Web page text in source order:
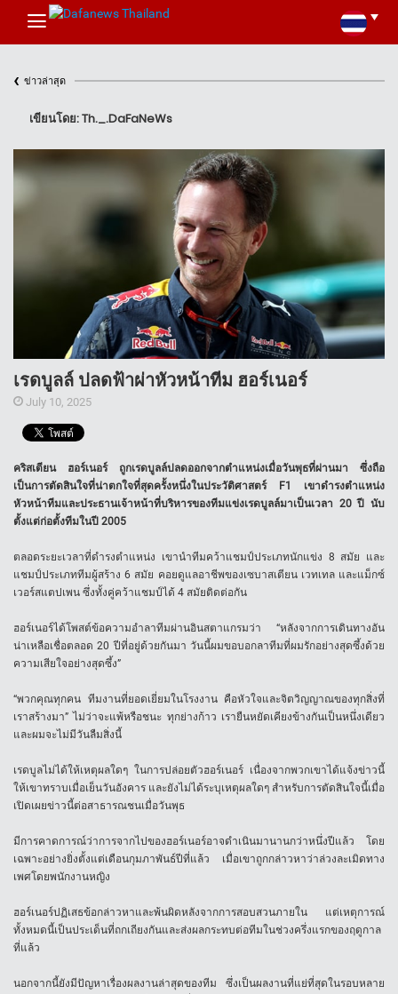
‹ ข่าวล่าสุด
เขียนโดย: Th._.DaFaNeWs
เรดบูลล์ ปลดฟ้าผ่าหัวหน้าทีม ฮอร์เนอร์
July 10, 2025
คริสเตียน ฮอร์เนอร์ ถูกเรดบูลล์ปลดออกจากตำแหน่งเมื่อวันพุธที่ผ่านมา ซึ่งถือ
เป็นการตัดสินใจที่น่าตกใจที่สุดครั้งหนึ่งในประวัติศาสตร์ F1 เขาดำรงตำแหน่ง
หัวหน้าทีมและประธานเจ้าหน้าที่บริหารของทีมแข่งเรดบูลล์มาเป็นเวลา 20 ปี นับ
ตั้งแต่ก่อตั้งทีมในปี 2005
ตลอดระยะเวลาที่ดำรงตำแหน่ง เขานำทีมคว้าแชมป์ประเภทนักแข่ง 8 สมัย และ
แชมป์ประเภททีมผู้สร้าง 6 สมัย คอยดูแลอาชีพของเซบาสเตียน เวทเทล และแม็กซ์
เวอร์สแตปเพน ซึ่งทั้งคู่คว้าแชมป์ได้ 4 สมัยติดต่อกัน
ฮอร์เนอร์ได้โพสต์ข้อความอำลาทีมผ่านอินสตาแกรมว่า “หลังจากการเดินทางอัน
น่าเหลือเชื่อตลอด 20 ปีที่อยู่ด้วยกันมา วันนี้ผมขอบอกลาทีมที่ผมรักอย่างสุดซึ้งด้วย
ความเสียใจอย่างสุดซึ้ง”
“พวกคุณทุกคน ทีมงานที่ยอดเยี่ยมในโรงงาน คือหัวใจและจิตวิญญาณของทุกสิ่งที่
เราสร้างมา” ไม่ว่าจะแพ้หรือชนะ ทุกย่างก้าว เรายืนหยัดเคียงข้างกันเป็นหนึ่งเดียว
และผมจะไม่มีวันลืมสิ่งนี้
เรดบูลไม่ได้ให้เหตุผลใดๆ ในการปล่อยตัวฮอร์เนอร์ เนื่องจากพวกเขาได้แจ้งข่าวนี้
ให้เขาทราบเมื่อเย็นวันอังคาร และยังไม่ได้ระบุเหตุผลใดๆ สำหรับการตัดสินใจนี้เมื่อ
เปิดเผยข่าวนี้ต่อสาธารณชนเมื่อวันพุธ
มีการคาดการณ์ว่าการจากไปของฮอร์เนอร์อาจดำเนินมานานกว่าหนึ่งปีแล้ว โดย
เฉพาะอย่างยิ่งตั้งแต่เดือนกุมภาพันธ์ปีที่แล้ว เมื่อเขาถูกกล่าวหาว่าล่วงละเมิดทาง
เพศโดยพนักงานหญิง
ฮอร์เนอร์ปฏิเสธข้อกล่าวหาและพ้นผิดหลังจากการสอบสวนภายใน แต่เหตุการณ์
ทั้งหมดนี้เป็นประเด็นที่ถกเถียงกันและส่งผลกระทบต่อทีมในช่วงครึ่งแรกของฤดูกาล
ที่แล้ว
นอกจากนี้ยังมีปัญหาเรื่องผลงานล่าสุดของทีม ซึ่งเป็นผลงานที่แย่ที่สุดในรอบหลาย